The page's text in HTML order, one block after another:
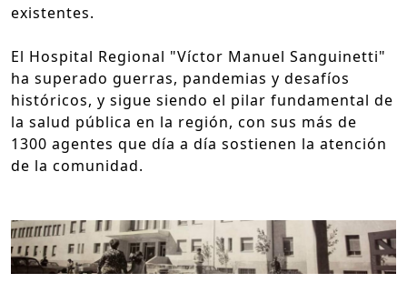
existentes.
El Hospital Regional "Víctor Manuel Sanguinetti"
ha superado guerras, pandemias y desafíos
históricos, y sigue siendo el pilar fundamental de
la salud pública en la región, con sus más de
1300 agentes que día a día sostienen la atención
de la comunidad.